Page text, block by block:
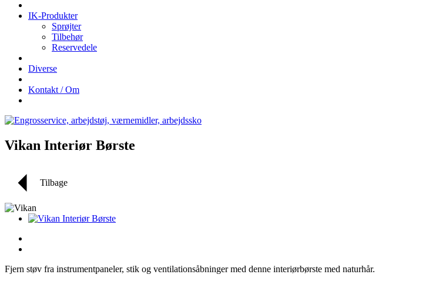
IK-Produkter
Sprøjter
Tilbehør
Reservedele
Diverse
Kontakt / Om
Vikan Interiør Børste
Tilbage
Fjern støv fra instrumentpaneler, stik og ventilationsåbninger med denne interiørbørste med naturhår.